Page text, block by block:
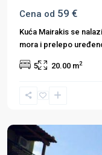
Cena od 59 €
Kuća Mairakis se
mora i prelepo
5 20.00 m2
Halkidiki